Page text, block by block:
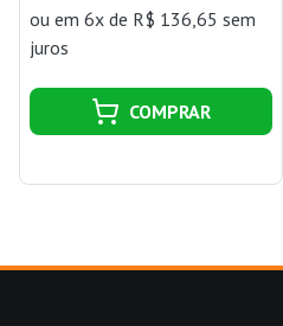
Manual Deca
ou em 6x de R$ 136,65 sem
juros
COMPRAR